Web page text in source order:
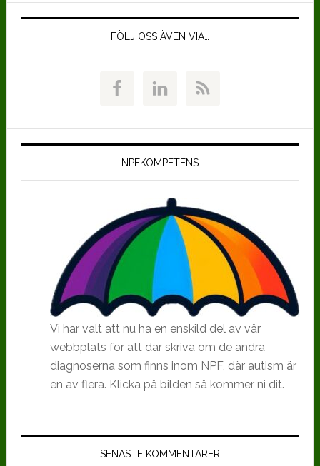
FÖLJ OSS ÄVEN VIA…
NPFKOMPETENS
Vi har valt att nu ha en enskild del av vår
webbplats för att där skriva om de andra
diagnoserna som finns inom NPF, där autism är
en av flera. Klicka på bilden så kommer ni dit.
SENASTE KOMMENTARER